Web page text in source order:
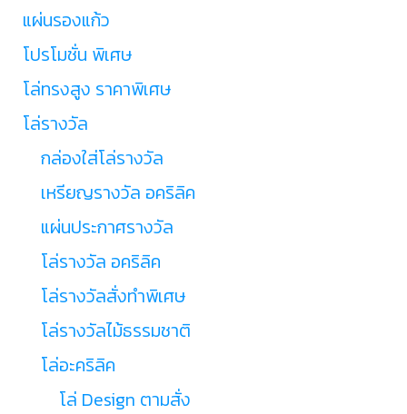
แผ่นรองแก้ว
โปรโมชั่น พิเศษ
โล่ทรงสูง ราคาพิเศษ
โล่รางวัล
กล่องใส่โล่รางวัล
เหรียญรางวัล อคริลิค
แผ่นประกาศรางวัล
โล่รางวัล อคริลิค
โล่รางวัลสั่งทำพิเศษ
โล่รางวัลไม้ธรรมชาติ
โล่อะคริลิค
โล่ Design ตามสั่ง